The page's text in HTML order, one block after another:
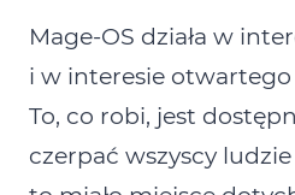
Mage‑OS działa w
i w interesie
To, co robi, jest
czerpać wszyscy